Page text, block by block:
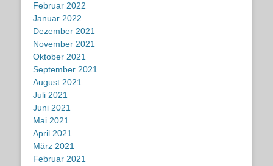
Februar 2022
Januar 2022
Dezember 2021
November 2021
Oktober 2021
September 2021
August 2021
Juli 2021
Juni 2021
Mai 2021
April 2021
März 2021
Februar 2021